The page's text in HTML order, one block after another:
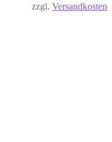
zzgl. Versandkosten